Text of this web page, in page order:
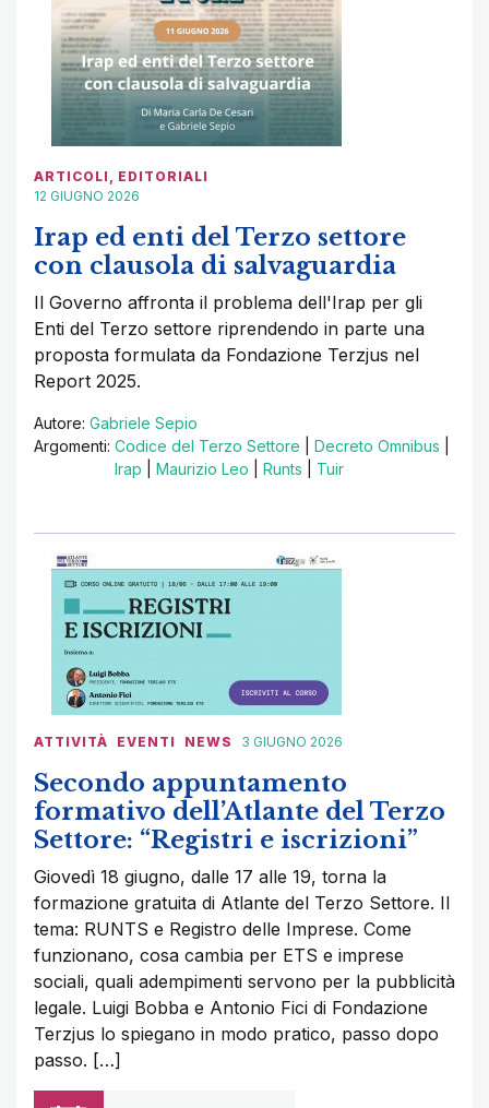
ARTICOLI , EDITORIALI
12 GIUGNO 2026
Irap ed enti del Terzo settore
con clausola di salvaguardia
Il Governo affronta il problema dell'Irap per gli
Enti del Terzo settore riprendendo in parte una
proposta formulata da Fondazione Terzjus nel
Report 2025.
Autore: Gabriele Sepio
Argomenti: Codice del Terzo Settore Decreto Omnibus
Irap
Maurizio Leo Runts Tuir
ATTIVITÀ EVENTI NEWS 3 GIUGNO 2026
Secondo appuntamento
formativo dell’Atlante del Terzo
Settore: “Registri e iscrizioni”
Giovedì 18 giugno, dalle 17 alle 19, torna la
formazione gratuita di Atlante del Terzo Settore. Il
tema: RUNTS e Registro delle Imprese. Come
funzionano, cosa cambia per ETS e imprese
sociali, quali adempimenti servono per la pubblicità
legale. Luigi Bobba e Antonio Fici di Fondazione
Terzjus lo spiegano in modo pratico, passo dopo
passo. […]